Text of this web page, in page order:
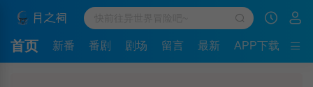
首页 新番 番剧 剧场 留言 最新 APP下载